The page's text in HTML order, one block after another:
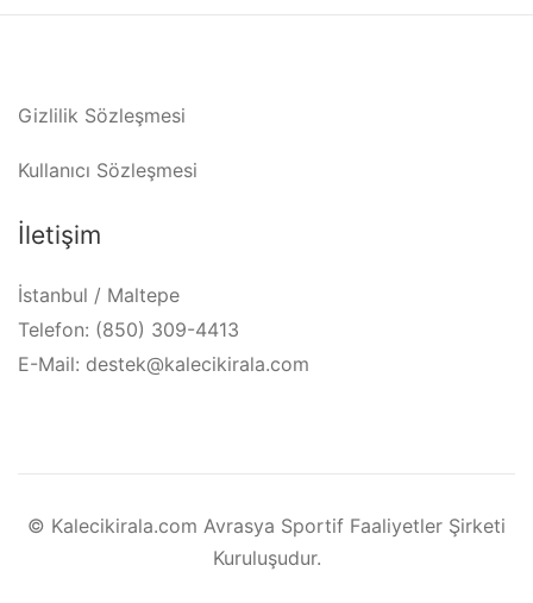
Gizlilik Sözleşmesi
Kullanıcı Sözleşmesi
İletişim
İstanbul / Maltepe
Telefon: (850) 309-4413
E-Mail: destek@kalecikirala.com
© Kalecikirala.com Avrasya Sportif Faaliyetler Şirketi
Kuruluşudur.